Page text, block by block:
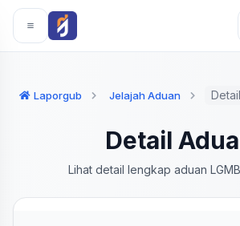
Langsung ke konten utama
Langsung ke navigasi
Laporgub Jelajah Aduan
Detail
Lihat detail lengkap aduan